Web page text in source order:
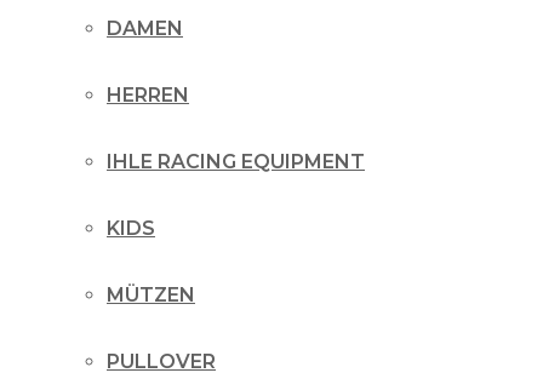
DAMEN
HERREN
IHLE RACING EQUIPMENT
KIDS
MÜTZEN
PULLOVER